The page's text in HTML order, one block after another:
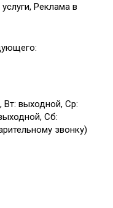
Реклама в
выходной, Ср:
Сб:
звонку)